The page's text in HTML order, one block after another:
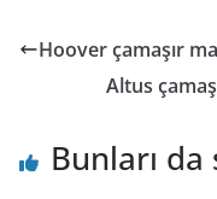
Hoover çamaşır
Altus
Bunları